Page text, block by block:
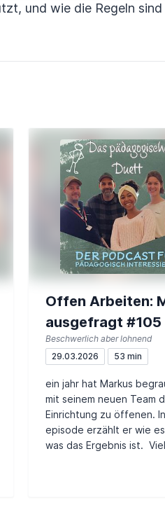
und wie die Regeln
Offen Arbeiten:
ausgefragt #105
Beschwerlich aber lohnend
29.03.2026
53 min
ein jahr hat Markus
mit seinem neuen Team
Einrichtung zu öffenen.
episode erzählt er wie
was das Ergebnis ist.